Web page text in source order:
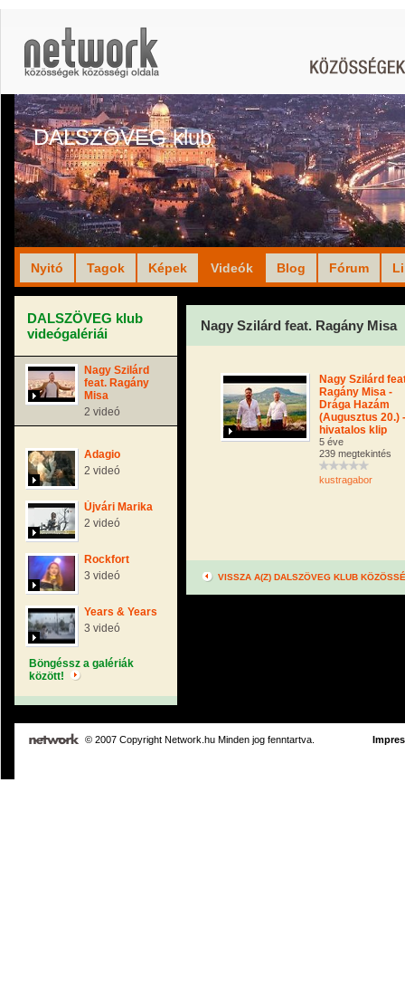
DALSZÖVEG klub
Nyitó Tagok Képek Videók Blog Fórum
DALSZÖVEG klub
videógalériái
Nagy Szilárd
feat. Ragány
Misa
2 videó
Adagio
2 videó
Újvári Marika
2 videó
Rockfort
3 videó
Years & Years
3 videó
Böngéssz a galériák
között!
Nagy Szilárd feat. Ragány Misa
Nagy Szilárd
Ragány Misa -
Drága Hazám
(Augusztus 20.) -
hivatalos klip
5 éve
239 megtekintés
kustragabor
VISSZA A(Z) DALSZÖVEG KLUB
© 2007 Copyright Network.hu Minden jog fenntartva.